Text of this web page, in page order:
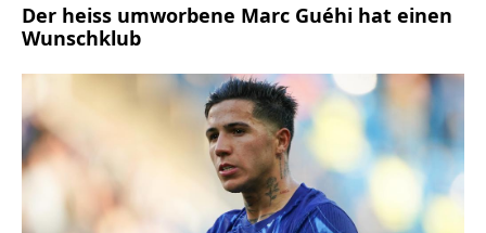
Der heiss umworbene Marc Guéhi hat einen
Wunschklub